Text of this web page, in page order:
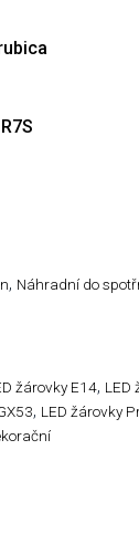
, Náhradní do
žárovky E14, LED
, LED žárovky